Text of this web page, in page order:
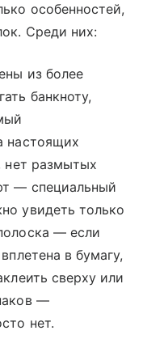
особенностей,
Среди них:
из более
банкноту,
настоящих
нет размытых
— специальный
увидеть только
— если
в бумагу,
сверху или
—
нет.